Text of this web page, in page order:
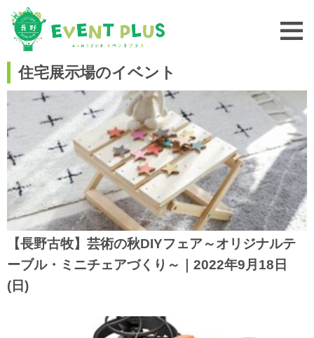
住宅展示場のイベント
【長野古牧】芸術の秋DIYフェア～オリジナルテ
ーブル・ミニチェアづくり～｜2022年9月18日
(日)